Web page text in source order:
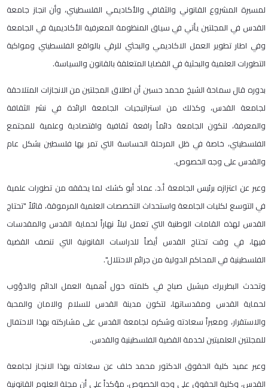
لمسيرة المشروع القانوني والثقافي والأكاديمي الفلسطيني، وأن انجاز جامعة
القدس في المجلتين يأتي في سياق المنظومة المعرفية الأكاديمية في الجامعة
وفي اطار تطوير العمل الاكاديمي والبحثي للرقي بالواقع الفلسطيني ومواكبة
التطورات العلمية والبحثية في القضايا المتعلقة بالقانون والسياسة.
بدوره قال سماحة الشيخ محمد حسين أن اطلاق المجلتين من الانجازات المتلاحقة
لجامعة القدس، وكذلك من استراتيجيات الجامعة الرائدة في نشر الثقافة
والمعرفة، لتكون الجامعة دائماً رافعة ثقافية واقتصادية وعلمية للمجتمع
الفلسطيني، خاصة في ظل المرحلة الحساسة التي تمر بها فلسطين بشكل عام
والقدس على وجه الخصوص.
وعبر عن اعتزازه برئيس الجامعة أ.د. عماد أبو كشك لما يحققه من تطورات علمية
في التوسع لكليات الجامعة واستحداث التخصصات العلمية المرموقة، قائلاً "تحتاج
القدس لهذه القامات الوطنية التي تعمل ليلاً نهاراً لحماية القدس والمقدسات
فيها، في وقت تحتاج القدس أيضاً للدراسات القانونية التي تنصف القضية
الفلسطينية في المحاكم الدولية من جرائم الاحتلال".
وتحدث البطريرك ميشيل صباح في كلمته حول أهمية العمل الدائم والدؤوب
لحماية القدس ومقدساتها، لتكون مدينة القدس للسلام والامان والمحبة
والاستقرار، ومعبراً سعادته وشكره لجامعة القدس على مشاركته بهذا الاحتفال
للمجلتين العلميتين لخدمة القضية الفلسطينية والقدس.
وعبر عميد كلية الحقوق الدكتور محمد خلف عن سعادته بهذا الانجاز لجامعة
القدس، وكلية الحقوق على وجه الخصوص، مؤكداً على أن مجلة العلوم القانونية